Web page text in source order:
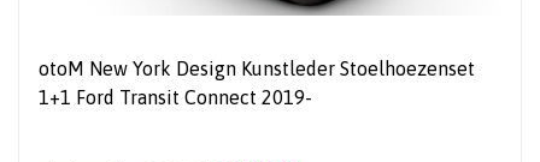
otoM New York Design Kunstleder Stoelhoezenset
1+1 Ford Transit Connect 2019-